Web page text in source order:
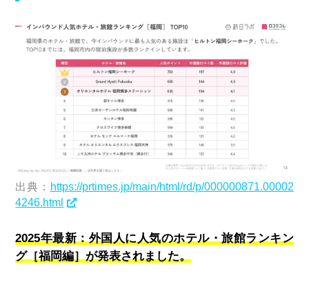
出典： https://prtimes.jp/main/html/rd/p/000000871.00002
4246.html
2025年最新：外国人に人気のホテル・旅館ランキン
グ［福岡編］が発表されました。